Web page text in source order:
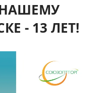
- 13 ЛЕТ!